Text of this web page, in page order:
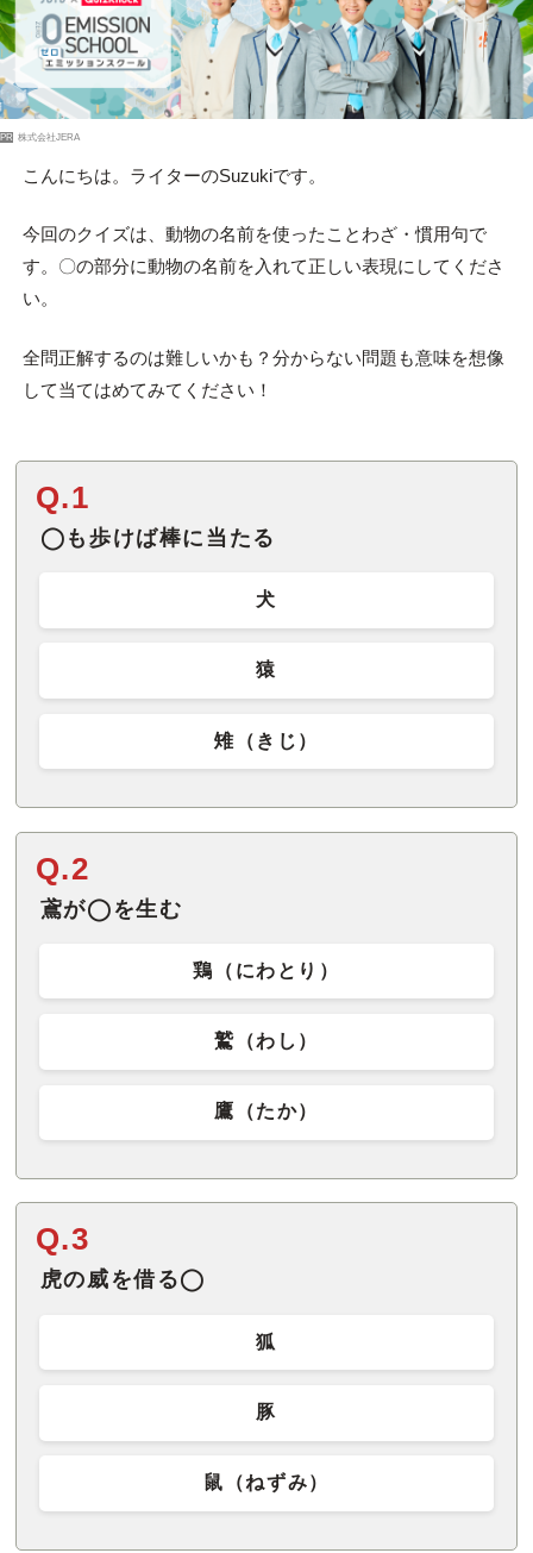
PR 株式会社JERA
こんにちは。ライターのSuzukiです。
今回のクイズは、動物の名前を使ったことわざ・慣用句で
す。〇の部分に動物の名前を入れて正しい表現にしてくださ
い。
全問正解するのは難しいかも？分からない問題も意味を想像
して当てはめてみてください！
Q.1
◯も歩けば棒に当たる
犬
猿
雉（きじ）
Q.2
鳶が◯を生む
鶏（にわとり）
鷲（わし）
鷹（たか）
Q.3
虎の威を借る◯
狐
豚
鼠（ねずみ）